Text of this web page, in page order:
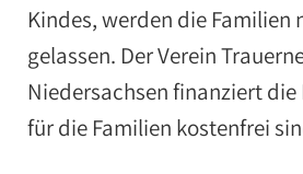
Kindes, werden die Familien
gelassen. Der Verein
Niedersachsen finanziert
für die Familien kostenfrei